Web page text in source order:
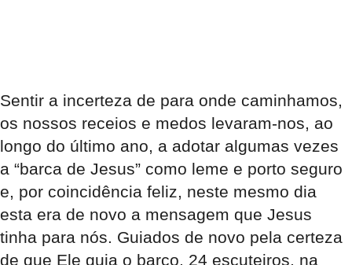
Sentir a incerteza de para onde caminhamos,
os nossos receios e medos levaram-nos, ao
longo do último ano, a adotar algumas vezes
a “barca de Jesus” como leme e porto seguro
e, por coincidência feliz, neste mesmo dia
esta era de novo a mensagem que Jesus
tinha para nós. Guiados de novo pela certeza
de que Ele guia o barco, 24 escuteiros, na